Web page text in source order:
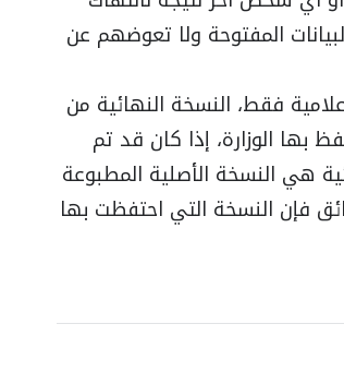
المفتوحة ولا تعوضهم عن
فقط، النسخة النهائية من
بها الوزارة، إذا كان قد تم
هي النسخة الأصلية المطبوعة
فإن النسخة التي احتفظت بها